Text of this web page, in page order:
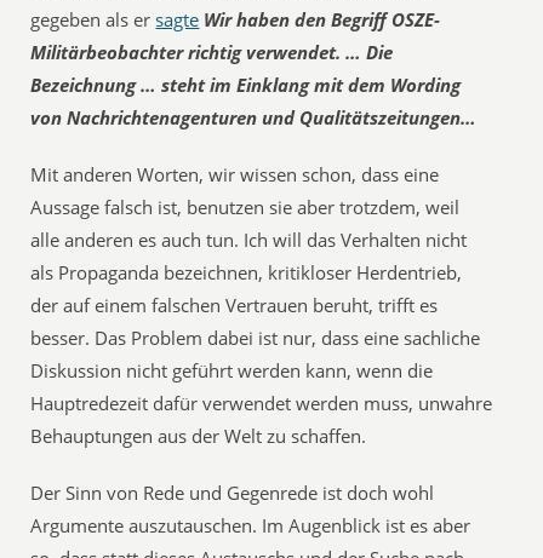
gegeben als ersagte Wir haben den Begriff OSZE-
Militärbeobachter richtig verwendet. … Die
Bezeichnung … steht im Einklang mit dem Wording
von Nachrichtenagenturen und Qualitätszeitungen…
Mit anderen Worten, wir wissen schon, dass eine
Aussage falsch ist, benutzen sie aber trotzdem, weil
alle anderen es auch tun. Ich will das Verhalten nicht
als Propaganda bezeichnen, kritikloser Herdentrieb,
der auf einem falschen Vertrauen beruht, trifft es
besser. Das Problem dabei ist nur, dass eine sachliche
Diskussion nicht geführt werden kann, wenn die
Hauptredezeit dafür verwendet werden muss, unwahre
Behauptungen aus der Welt zu schaffen.
Der Sinn von Rede und Gegenrede ist doch wohl
Argumente auszutauschen. Im Augenblick ist es aber